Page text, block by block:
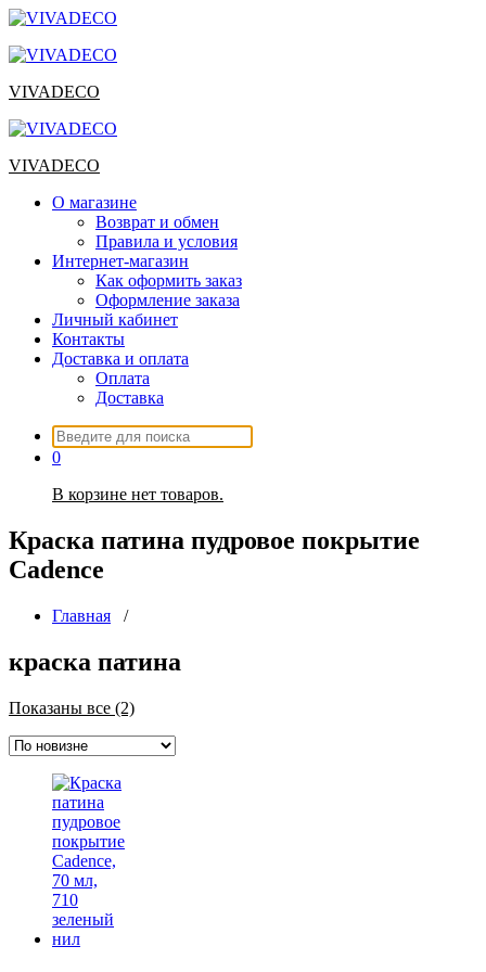
Перейти
содержимому
VIVADECO
VIVADECO
О магазине
Возврат и обмен
Правила и условия
Интернет-магазин
Как оформить заказ
Оформление заказа
Личный кабинет
Контакты
Доставка и оплата
Оплата
Доставка
Искать:
0
В корзине нет товаров.
Краска патина пудровое покрытие
Cadence
Главная /
краска патина
Показаны все (2)Сортировка:
недавние